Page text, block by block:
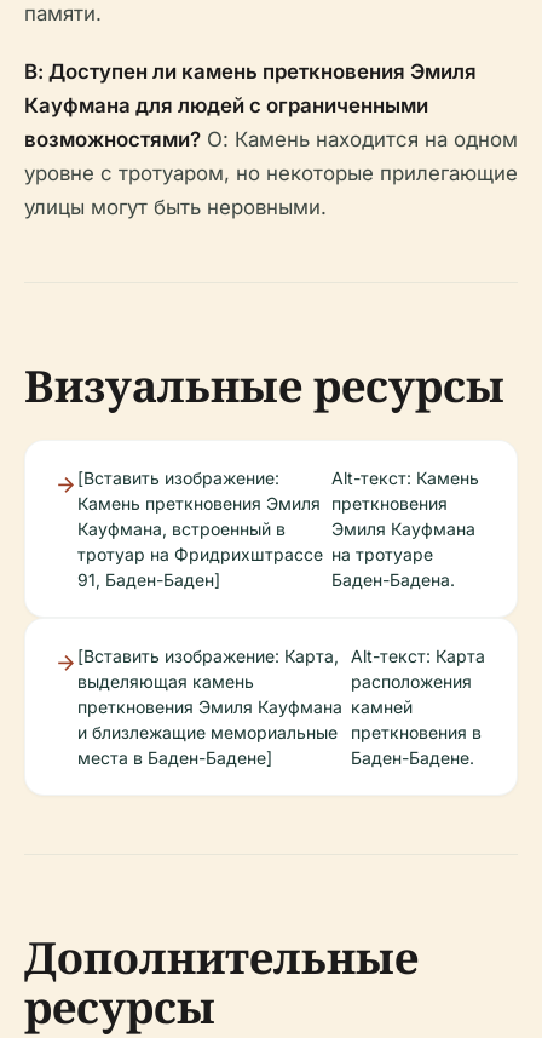
памяти.
В: Доступен ли камень преткновения Эмиля
Кауфмана для людей с ограниченными
возможностями? О: Камень находится на одном
уровне с тротуаром, но некоторые прилегающие
улицы могут быть неровными.
Визуальные ресурсы
[Вставить изображение:
Камень преткновения Эмиля
Кауфмана, встроенный в
тротуар на Фридрихштрассе
91, Баден-Баден]
Alt-текст: Камень
преткновения
Эмиля Кауфмана
на тротуаре
Баден-Бадена.
[Вставить изображение: Карта,
выделяющая камень
преткновения Эмиля Кауфмана
и близлежащие мемориальные
места в Баден-Бадене]
Alt-текст: Карта
расположения
камней
преткновения в
Баден-Бадене.
Дополнительные
ресурсы